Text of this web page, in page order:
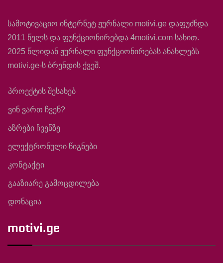
სამოტივაციო ინტერნეტ ჟურნალი motivi.ge დაფუძნდა
2011 წელს და ფუნქციონირებდა 4motivi.com სახით.
2025 წლიდან ჟურნალი ფუნქციონირებას ანახლებს
motivi.ge-ს ბრენდის ქვეშ.
პროექტის შესახებ
ვინ ვართ ჩვენ?
აზრები ჩვენზე
ელექტრონული წიგნები
კონტაქტი
გააზიარე გამოცდილება
დონაცია
motivi.ge